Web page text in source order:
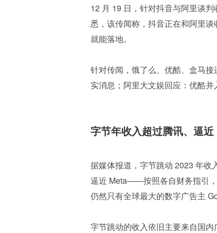
12 月 19 日，针对抖音与阿里谈
悉，该传闻称，抖音正在和阿里
就能落地。
针对传闻，饿了么、优酷、盒马
实消息；阿里大文娱回应：优酷并
字节年收入超过腾讯、逼
据媒体报道，字节跳动 2023 年收
逼近 Meta——按照各自财务指引
仍然只有全球最大的数字广告主
字节跳动的收入依旧主要来自国